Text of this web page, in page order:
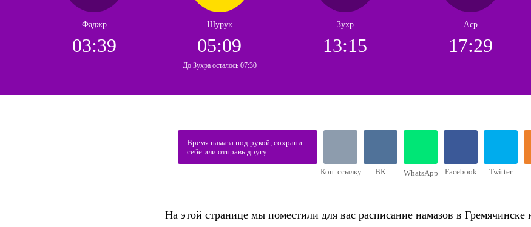
Фаджр
03:39
Шурук
05:09
До Зухра осталось 07:30
Зухр
13:15
Аср
17:29
Время намаза под рукой, сохрани
себе или отправь другу.
Коп. ссылку ВК WhatsApp Facebook Twitter
На этой странице мы поместили для вас расписание намазов в Гремячинске